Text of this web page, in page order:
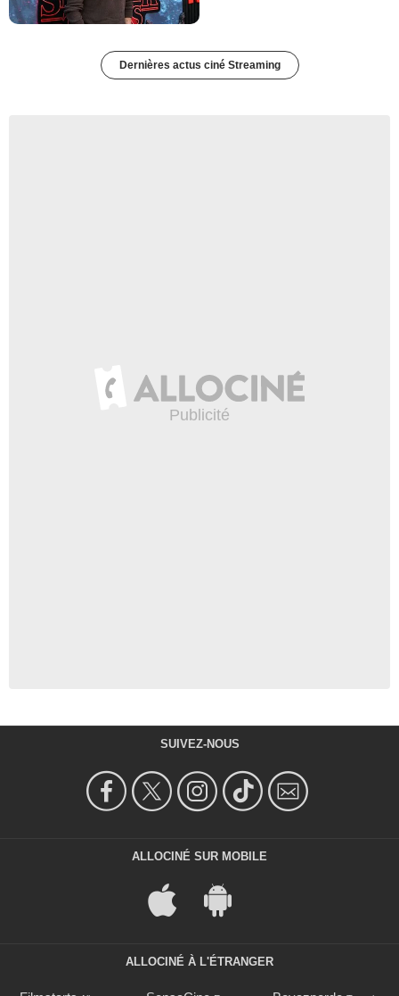
Dernières actus ciné Streaming
SUIVEZ-NOUS
ALLOCINÉ SUR MOBILE
ALLOCINÉ À L'ÉTRANGER